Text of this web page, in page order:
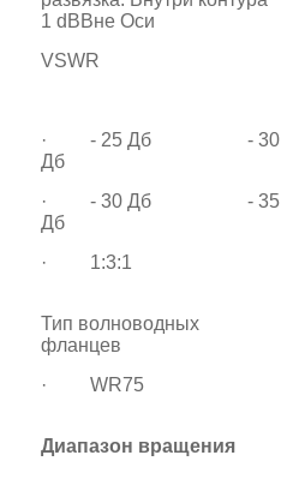
1 dBВне Оси
VSWR
· - 25 Дб - 30
Дб
· - 30 Дб - 35
Дб
· 1:3:1
Тип волноводных
фланцев
· WR75
Диапазон вращения